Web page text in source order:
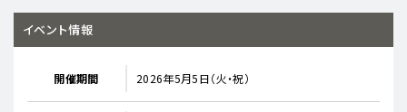
イベント情報
開催期間 2026年5月5日（火・祝）